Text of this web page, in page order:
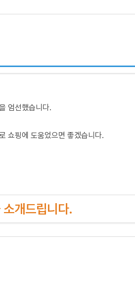
엄선했습니다.
쇼핑에 도움었으면 좋겠습니다.
개드립니다.